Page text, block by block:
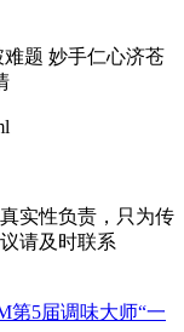
题 妙手仁心济苍
实性负责，只为传
请及时联系
第5届调味大师“一